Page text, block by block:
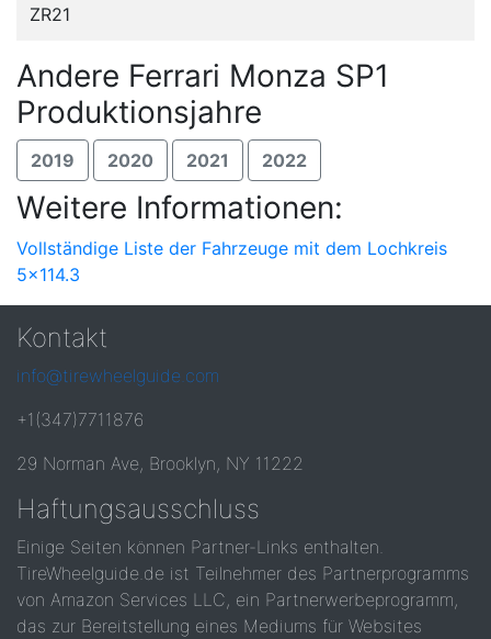
ZR21
Andere Ferrari Monza SP1
Produktionsjahre
2019 2020 2021 2022
Weitere Informationen:
Vollständige Liste der Fahrzeuge mit dem Lochkreis
5x114.3
Kontakt
info@tirewheelguide.com
+1(347)7711876
29 Norman Ave, Brooklyn, NY 11222
Haftungsausschluss
Einige Seiten können Partner-Links enthalten.
TireWheelguide.de ist Teilnehmer des Partnerprogramms
von Amazon Services LLC, ein Partnerwerbeprogramm,
das zur Bereitstellung eines Mediums für Websites